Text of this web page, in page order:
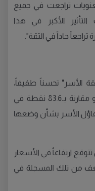
تراجعت في جميع
الأكبر في هذا
حاداً في الثقة".
الأسر" تحسناً طفيفاً،
حيث ارتفع إلى 84.6 نقطة في يونيو مقارنة بـ83.6 نقطة في
الأسر بشأن وضعها
تتوقع ارتفاعاً في الأسعار
من تلك المسجلة في